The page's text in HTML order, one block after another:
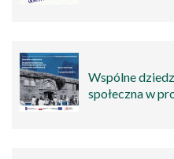
Wspólne
społeczna w